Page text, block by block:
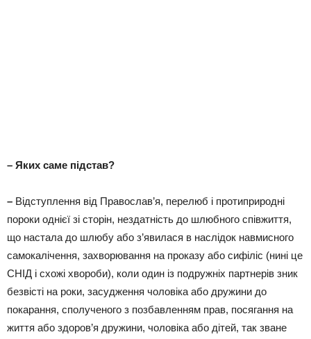
– Яких саме підстав?
– Відступлення від Православ’я, перелюб і протиприродні
пороки однієї зі сторін, нездатність до шлюбного співжиття,
що настала до шлюбу або з’явилася в наслідок навмисного
самокалічення, захворювання на проказу або сифіліс (нині це
СНІД і схожі хвороби), коли один із подружніх партнерів зник
безвісті на роки, засудження чоловіка або дружини до
покарання, сполученого з позбавленням прав, посягання на
життя або здоров’я дружини, чоловіка або дітей, так зване